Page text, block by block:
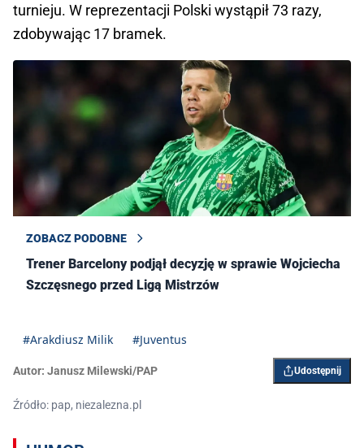
turnieju. W reprezentacji Polski wystąpił 73 razy,
zdobywając 17 bramek.
ZOBACZ PODOBNE
Trener Barcelony podjął decyzję w sprawie Wojciecha
Szczęsnego przed Ligą Mistrzów
#Arakdiusz Milik #Juventus
Autor: Janusz Milewski/PAP Udostępnij
Źródło: pap, niezalezna.pl